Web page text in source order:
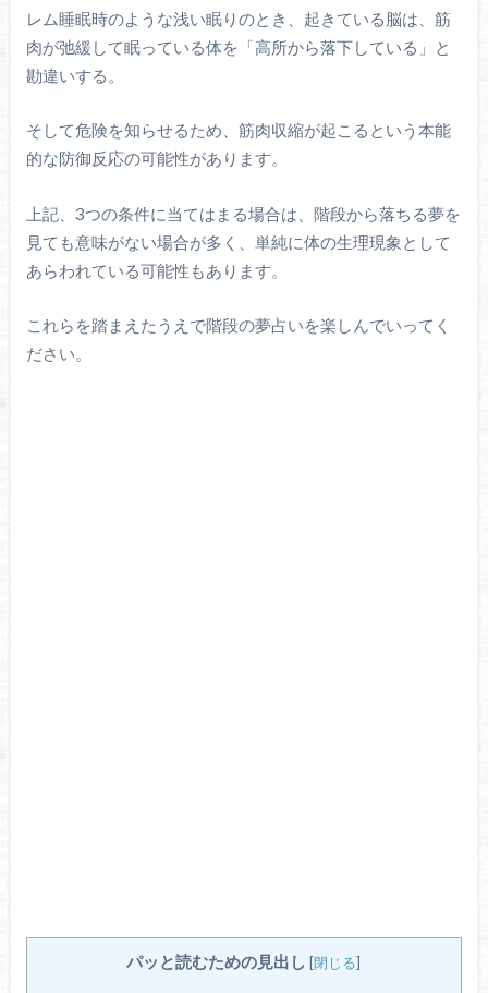
レム睡眠時のような浅い眠りのとき、起きている脳は、筋
肉が弛緩して眠っている体を「高所から落下している」と
勘違いする。
そして危険を知らせるため、筋肉収縮が起こるという本能
的な防御反応の可能性があります。
上記、3つの条件に当てはまる場合は、階段から落ちる夢を
見ても意味がない場合が多く、単純に体の生理現象として
あらわれている可能性もあります。
これらを踏まえたうえで階段の夢占いを楽しんでいってく
ださい。
パッと読むための見出し [閉じる]